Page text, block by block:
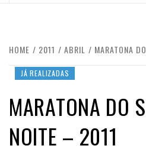
HOME 2011 ABRIL MARATONA
JÁ REALIZADAS
MARATONA DO
NOITE – 2011